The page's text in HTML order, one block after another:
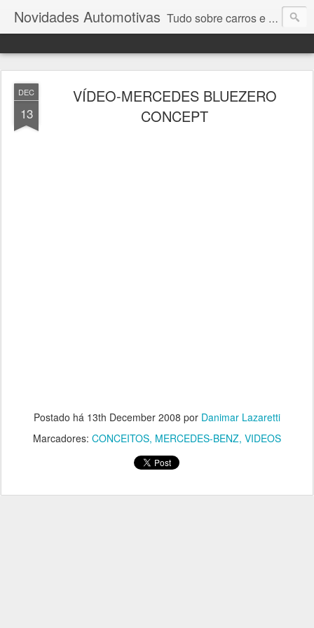
Novidades Automotivas Tudo sobre carros e motores
DEC
13
VÍDEO-MERCEDES BLUEZERO
CONCEPT
Postado há 13th December 2008 por Danimar Lazaretti
Marcadores: CONCEITOS MERCEDES-BENZ VIDEOS